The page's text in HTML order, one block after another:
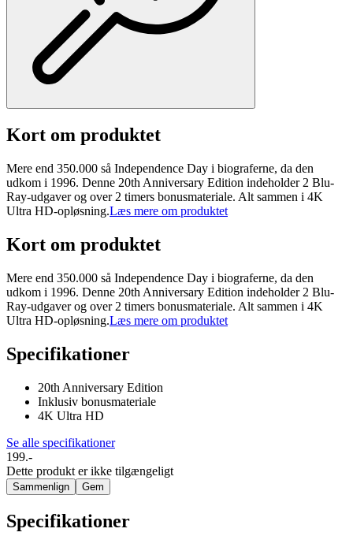
Kort om produktet
Mere end 350.000 så Independence Day i biograferne, da den
udkom i 1996. Denne 20th Anniversary Edition indeholder 2 Blu-
Ray-udgaver og over 2 timers bonusmateriale. Alt sammen i 4K
Ultra HD-opløsning.Læs mere om produktet
Kort om produktet
Mere end 350.000 så Independence Day i biograferne, da den
udkom i 1996. Denne 20th Anniversary Edition indeholder 2 Blu-
Ray-udgaver og over 2 timers bonusmateriale. Alt sammen i 4K
Ultra HD-opløsning.Læs mere om produktet
Specifikationer
20th Anniversary Edition
Inklusiv bonusmateriale
4K Ultra HD
Se alle specifikationer
199.-
Dette produkt er ikke tilgængeligt
Sammenlign Gem
Specifikationer